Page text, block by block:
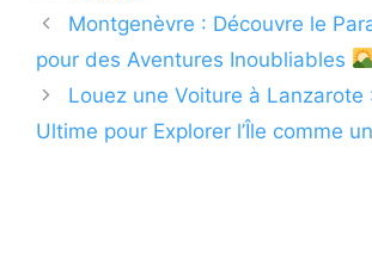
Montgenèvre : Découvre le
pour des Aventures Inoubliables
Louez une Voiture à Lanzarote
Ultime pour Explorer l’Île comme